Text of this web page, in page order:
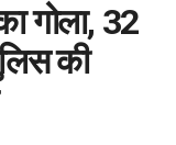
गोला, 32
की